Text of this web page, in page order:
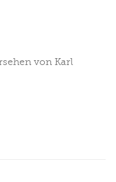
von Karl